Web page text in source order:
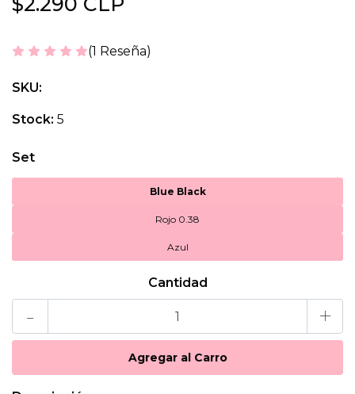
(1 Reseña)
SKU:
Stock: 5
Set
Blue Black
Rojo 0.38
Azul
Cantidad
- +